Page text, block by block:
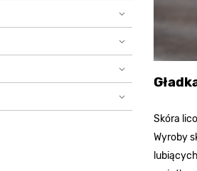
Skóra
Wyroby